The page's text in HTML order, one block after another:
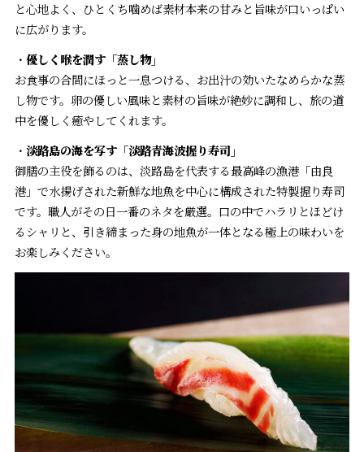
と心地よく、ひとくち噛めば素材本来の甘みと旨味が口いっぱい
に広がります。
・ 優しく喉を潤す「蒸し物」
お食事の合間にほっと一息つける、お出汁の効いたなめらかな蒸
し物です。卵の優しい風味と素材の旨味が絶妙に調和し、旅の道
中を優しく癒やしてくれます。
・ 淡路島の海を写す「淡路青海波握り寿司」
御膳の主役を飾るのは、淡路島を代表する最高峰の漁港「由良
港」で水揚げされた新鮮な地魚を中心に構成された特製握り寿司
です。職人がその日一番のネタを厳選。口の中でハラリとほどけ
るシャリと、引き締まった身の地魚が一体となる極上の味わいを
お楽しみください。